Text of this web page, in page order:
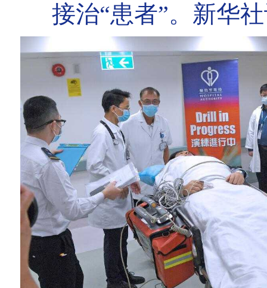
接治“患者”。新华